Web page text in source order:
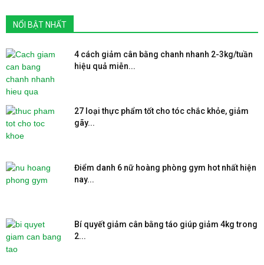
NỔI BẬT NHẤT
4 cách giảm cân bằng chanh nhanh 2-3kg/tuần
hiệu quả miễn...
27 loại thực phẩm tốt cho tóc chắc khỏe, giảm
gãy...
Điểm danh 6 nữ hoàng phòng gym hot nhất hiện
nay...
Bí quyết giảm cân bằng táo giúp giảm 4kg trong
2...